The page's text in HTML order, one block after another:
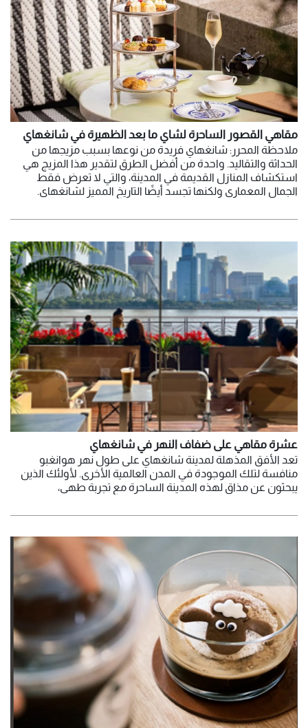
مقاهي القصور الساحرة لشاي ما بعد الظهيرة في شانغهاي
ملاحظة المحرر: شانغهاي فريدة من نوعها بسبب مزيجها من
الحداثة والتقاليد. واحدة من أفضل الطرق لتقدير هذا المزيج هي
استكشاف المنازل القديمة في المدينة، والتي لا تعرض فقط
الجمال المعماري ولكنها تجسد أيضًا التاريخ المميز لشانغهاي.
عشرة مقاهي على ضفاف النهر في شانغهاي
تعد الأفق المذهلة لمدينة شانغهاي على طول نهر هوانغبو
منافسة لتلك الموجودة في المدن العالمية الأخرى. لأولئك الذين
يبحثون عن مذاق لهذه المدينة الساحرة مع تجربة طهي،